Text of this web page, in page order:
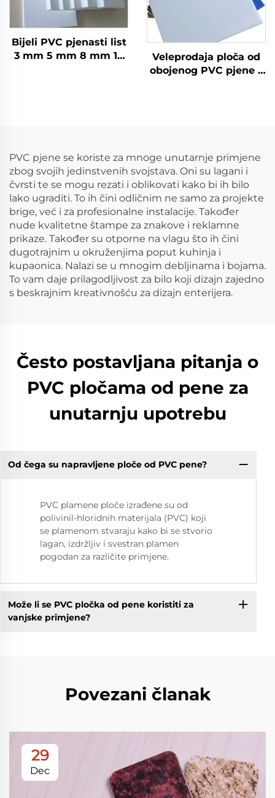
Bijeli PVC pjenasti list
3 mm 5 mm 8 mm 10
Veleprodaja ploča od
obojenog PVC pjene s
PVC pjene se koriste za mnoge unutarnje primjene
zbog svojih jedinstvenih svojstava. Oni su lagani i
čvrsti te se mogu rezati i oblikovati kako bi ih bilo
lako ugraditi. To ih čini odličnim ne samo za projekte
brige, već i za profesionalne instalacije. Također
nude kvalitetne štampe za znakove i reklamne
prikaze. Također su otporne na vlagu što ih čini
dugotrajnim u okruženjima poput kuhinja i
kupaonica. Nalazi se u mnogim debljinama i bojama.
To vam daje prilagodljivost za bilo koji dizajn zajedno
s beskrajnim kreativnošću za dizajn enterijera.
Često postavljana pitanja o
PVC pločama od pene za
unutarnju upotrebu
Od čega su napravljene ploče od PVC pene?
PVC plamene ploče izrađene su od
polivinil-hloridnih materijala (PVC) koji
se plamenom stvaraju kako bi se stvorio
lagan, izdržljiv i svestran plamen
pogodan za različite primjene.
Može li se PVC pločka od pene koristiti za
vanjske primjene?
Povezani članak
29
Dec